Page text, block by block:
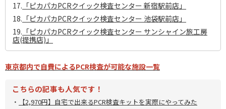
17. 「ピカパカPCRクイック検査センター 新宿駅前店」
18. 「ピカパカPCRクイック検査センター 池袋駅前店」
19. 「ピカパカPCRクイック検査センター サンシャイン旅工房
店(提携店)」
東京都内で自費によるPCR検査が可能な施設一覧
こちらの記事も人気です！
・
【2,970円】自宅で出来るPCR検査キットを実際にやってみた